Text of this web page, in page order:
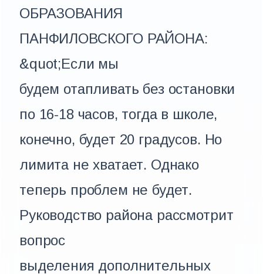
ОБРАЗОВАНИЯ
ПАНФИЛОВСКОГО РАЙОНА:
&quot;Если мы
будем отапливать без остановки
по 16-18 часов, тогда в школе,
конечно, будет 20 градусов. Но
лимита не хватает. Однако
теперь проблем не будет.
Руководство района рассмотрит
вопрос
выделения дополнительных